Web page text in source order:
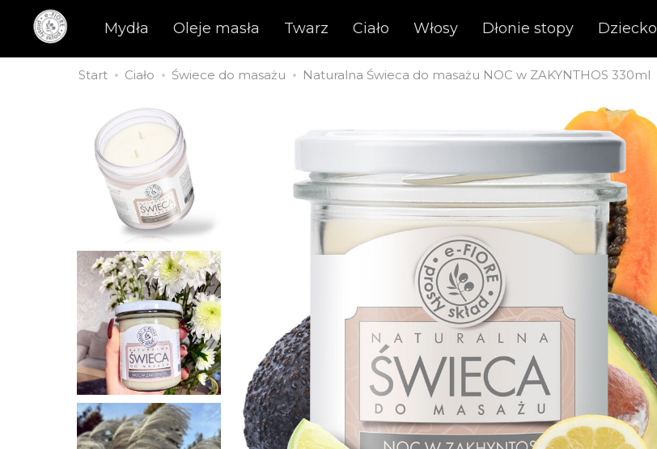
Mydła Oleje masła Twarz Ciało Włosy Dłonie stopy Dziecko
Start Ciało Świece do masażu Naturalna Świeca do masażu NOC w ZAKYNTHOS 330ml